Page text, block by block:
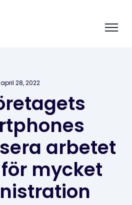
april 28, 2022
arbetet
mycket